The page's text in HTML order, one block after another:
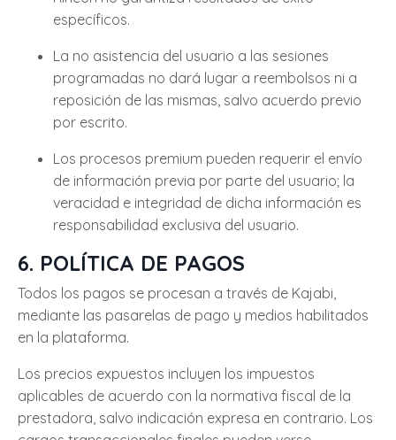
específicos.
La no asistencia del usuario a las sesiones
programadas no dará lugar a reembolsos ni a
reposición de las mismas, salvo acuerdo previo
por escrito.
Los procesos premium pueden requerir el envío
de información previa por parte del usuario; la
veracidad e integridad de dicha información es
responsabilidad exclusiva del usuario.
6. POLÍTICA DE PAGOS
Todos los pagos se procesan a través de Kajabi,
mediante las pasarelas de pago y medios habilitados
en la plataforma.
Los precios expuestos incluyen los impuestos
aplicables de acuerdo con la normativa fiscal de la
prestadora, salvo indicación expresa en contrario. Los